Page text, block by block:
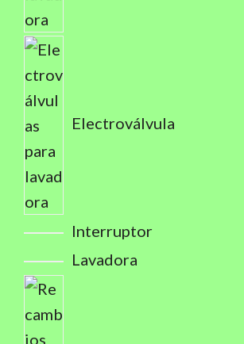
Electroválvula
Interruptor
Lavadora